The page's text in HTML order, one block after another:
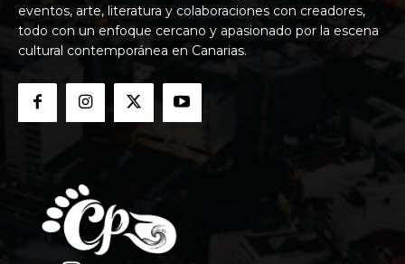
eventos, arte, literatura y colaboraciones con creadores,
todo con un enfoque cercano y apasionado por la escena
cultural contemporánea en Canarias.